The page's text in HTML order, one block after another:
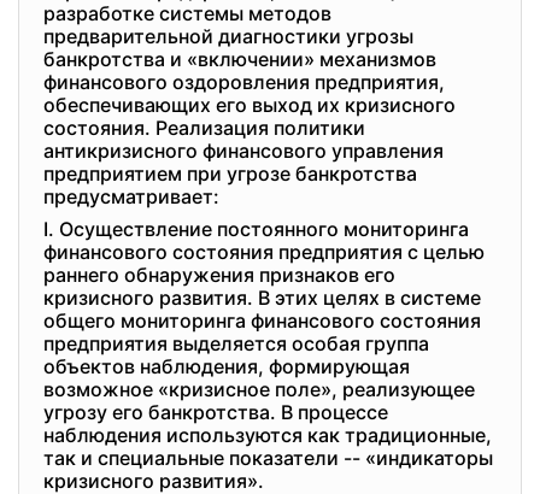
разработке системы методов
предварительной диагностики угрозы
банкротства и «включении» механизмов
финансового оздоровления предприятия,
обеспечивающих его выход их кризисного
состояния. Реализация политики
антикризисного финансового управления
предприятием при угрозе банкротства
предусматривает:
I. Осуществление постоянного мониторинга
финансового состояния предприятия с целью
раннего обнаружения признаков его
кризисного развития. В этих целях в системе
общего мониторинга финансового состояния
предприятия выделяется особая группа
объектов наблюдения, формирующая
возможное «кризисное поле», реализующее
угрозу его банкротства. В процессе
наблюдения используются как традиционные,
так и специальные показатели -- «индикаторы
кризисного развития».